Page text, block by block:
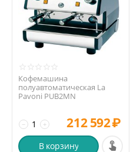
Кофемашина
полуавтоматическая La
Pavoni PUB2MN
+
− 212 592₽
В корзину